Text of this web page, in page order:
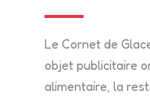
Le Cornet de
objet publicitaire
alimentaire, la